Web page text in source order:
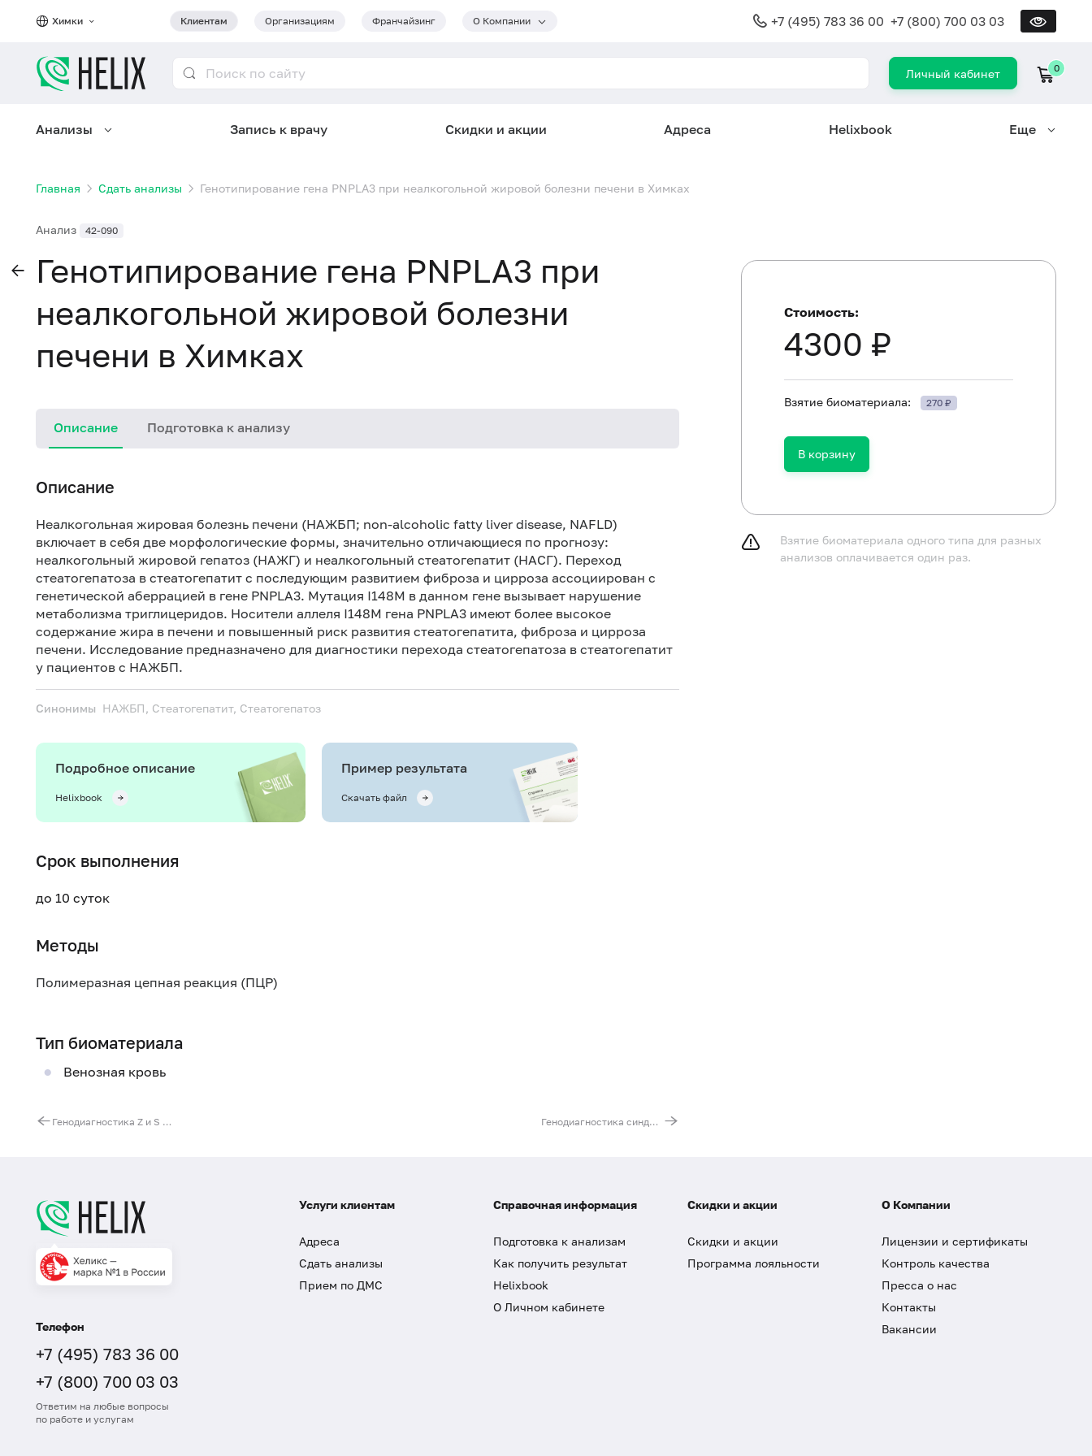
Химки Клиентам Организациям Франчайзинг О Компании +7 (495) 783 36 00 +7 (800) 700 03 03
Личный кабинет 0
Анализы Запись к врачу Скидки и акции Адреса Helixbook Еще
Главная Сдать анализы Генотипирование гена PNPLA3 при неалкогольной жировой болезни печени в Химках
Анализ 42-090
Генотипирование гена PNPLA3 при
неалкогольной жировой болезни
печени в Химках
Описание Подготовка к анализу
Описание
Неалкогольная жировая болезнь печени (НАЖБП; non-alcoholic fatty liver disease, NAFLD)
включает в себя две морфологические формы, значительно отличающиеся по прогнозу:
неалкогольный жировой гепатоз (НАЖГ) и неалкогольный стеатогепатит (НАСГ). Переход
стеатогепатоза в стеатогепатит с последующим развитием фиброза и цирроза ассоциирован с
генетической аберрацией в гене PNPLA3. Мутация I148M в данном гене вызывает нарушение
метаболизма триглицеридов. Носители аллеля I148M гена PNPLA3 имеют более высокое
содержание жира в печени и повышенный риск развития стеатогепатита, фиброза и цирроза
печени. Исследование предназначено для диагностики перехода стеатогепатоза в стеатогепатит
у пациентов с НАЖБП.
Синонимы НАЖБП, Стеатогепатит, Стеатогепатоз
Подробное описание
Helixbook
Пример результата
Скачать файл
Срок выполнения
до 10 суток
Методы
Полимеразная цепная реакция (ПЦР)
Тип биоматериала
Венозная кровь
Генодиагностика Z и S аллелей при альфа-1 антитрипсиновой недостаточности Генодиагностика синдрома MEN 1, 2А, 2B и семейного рака щитовидной железы (MEN (2 экзона) и RET (6 экзонов)
Стоимость:
4300 ₽
Взятие биоматериала: 270 ₽
В корзину
Взятие биоматериала одного типа для разных
анализов оплачивается один раз.
Телефон
+7 (495) 783 36 00
+7 (800) 700 03 03
Ответим на любые вопросы
по работе и услугам
Услуги клиентам
Адреса
Сдать анализы
Прием по ДМС
Справочная информация
Подготовка к анализам
Как получить результат
Helixbook
О Личном кабинете
Скидки и акции
Скидки и акции
Программа лояльности
О Компании
Лицензии и сертификаты
Контроль качества
Пресса о нас
Контакты
Вакансии